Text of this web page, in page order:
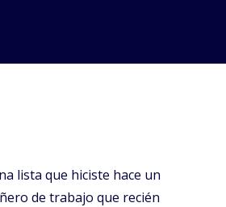
lista que hiciste hace un
de trabajo que recién